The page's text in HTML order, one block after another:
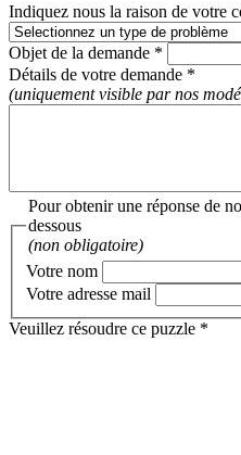
Indiquez nous la raison de votre
Objet de la demande *
Détails de votre demande *
(uniquement visible par nos
Pour obtenir une réponse de
dessous
(non obligatoire)
Votre nom
Votre adresse mail
Veuillez résoudre ce puzzle *